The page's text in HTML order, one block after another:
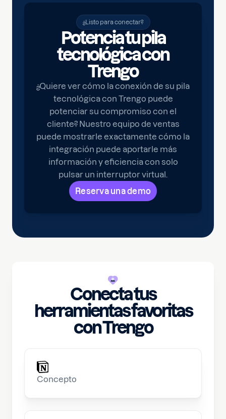
¿Listo para conectar?
Potencia tu pila
tecnológica con
Trengo
¿Quiere ver cómo la conexión de su pila
tecnológica con Trengo puede
potenciar su compromiso con el
cliente? Nuestro equipo de ventas
puede mostrarle exactamente cómo la
integración puede aportarle más
información y eficiencia con solo
pulsar un interruptor virtual.
Reserva una demo
Conecta tus
herramientas favoritas
con Trengo
Concepto